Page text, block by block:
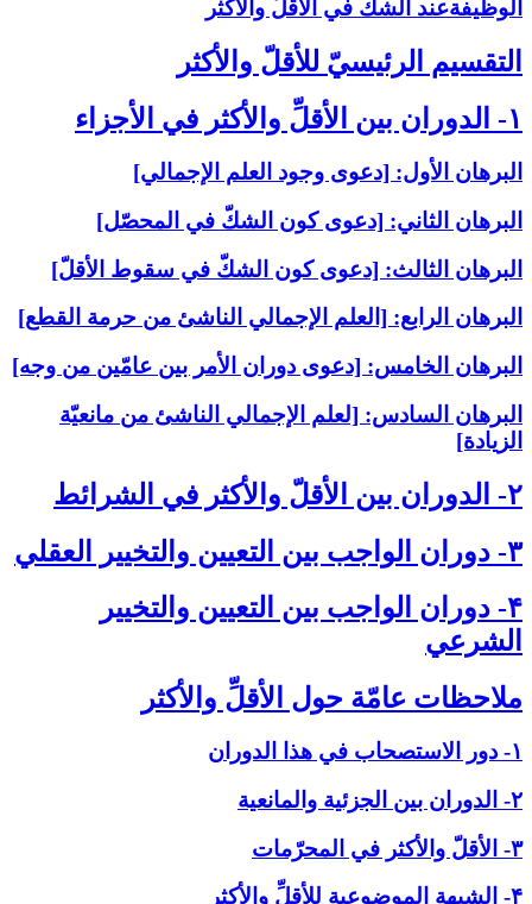
الوظيفةعند الشكّ في الأقلّ والأكثر
التقسيم الرئيسيّ للأقلّ والأكثر
۱- الدوران بين الأقلِّ والأكثر في الأجزاء
البرهان الأول: [دعوى وجود العلم الإجمالي‏]
البرهان الثاني: [دعوى كون الشكّ في المحصّل‏]
البرهان الثالث: [دعوى كون الشكّ في سقوط الأقلّ‏]
البرهان الرابع: [العلم الإجمالي الناشئ من حرمة القطع‏]
البرهان الخامس: [دعوى دوران الأمر بين عامّين من وجه‏]
البرهان السادس: [لعلم الإجمالي الناشئ من مانعيّة
الزيادة]
۲- الدوران بين الأقلّ والأكثر في الشرائط
۳- دوران الواجب بين التعيين والتخيير العقلي‏
۴- دوران الواجب بين التعيين والتخيير
الشرعي‏
ملاحظات عامّة حول الأقلِّ والأكثر
۱- دور الاستصحاب في هذا الدوران
۲- الدوران بين الجزئية والمانعية
۳- الأقلّ والأكثر في المحرّمات
۴- الشبهة الموضوعية للأقلِّ والأكثر